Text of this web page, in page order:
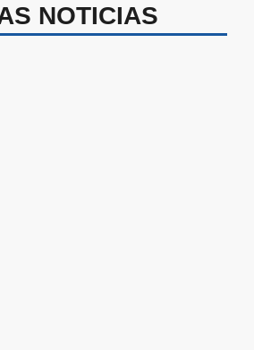
NOTICIAS